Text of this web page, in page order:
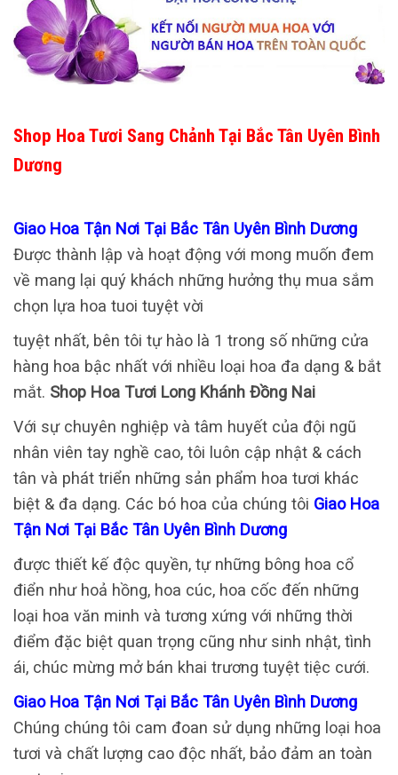
Shop Hoa Tươi Sang Chảnh Tại Bắc Tân Uyên Bình
Dương
Giao Hoa Tận Nơi Tại Bắc Tân Uyên Bình Dương
Được thành lập và hoạt động với mong muốn đem
về mang lại quý khách những hưởng thụ mua sắm
chọn lựa hoa tuoi tuyệt vời
tuyệt nhất, bên tôi tự hào là 1 trong số những cửa
hàng hoa bậc nhất với nhiều loại hoa đa dạng & bắt
mắt. Shop Hoa Tươi Long Khánh Đồng Nai
Với sự chuyên nghiệp và tâm huyết của đội ngũ
nhân viên tay nghề cao, tôi luôn cập nhật & cách
tân và phát triển những sản phẩm hoa tươi khác
biệt & đa dạng. Các bó hoa của chúng tôi Giao Hoa
Tận Nơi Tại Bắc Tân Uyên Bình Dương
được thiết kế độc quyền, tự những bông hoa cổ
điển như hoả hồng, hoa cúc, hoa cốc đến những
loại hoa văn minh và tương xứng với những thời
điểm đặc biệt quan trọng cũng như sinh nhật, tình
ái, chúc mừng mở bán khai trương tuyệt tiệc cưới.
Giao Hoa Tận Nơi Tại Bắc Tân Uyên Bình Dương
Chúng chúng tôi cam đoan sử dụng những loại hoa
tươi và chất lượng cao độc nhất, bảo đảm an toàn